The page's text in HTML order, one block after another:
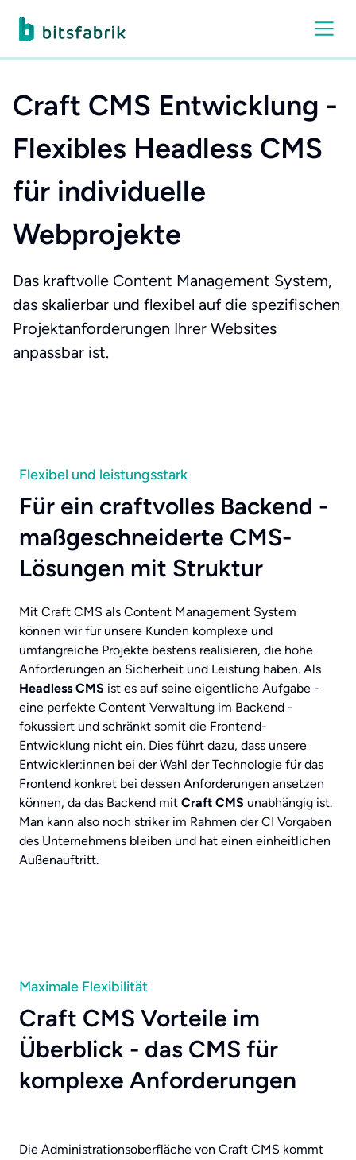
Craft CMS Entwicklung -
Flexibles Headless CMS
für individuelle
Webprojekte
Das kraftvolle Content Management System,
das skalierbar und flexibel auf die spezifischen
Projektanforderungen Ihrer Websites
anpassbar ist.
Flexibel und leistungsstark
Für ein craftvolles Backend -
maßgeschneiderte CMS-
Lösungen mit Struktur
Mit Craft CMS als Content Management System
können wir für unsere Kunden komplexe und
umfangreiche Projekte bestens realisieren, die hohe
Anforderungen an Sicherheit und Leistung haben. Als
Headless CMS ist es auf seine eigentliche Aufgabe -
eine perfekte Content Verwaltung im Backend -
fokussiert und schränkt somit die Frontend-
Entwicklung nicht ein. Dies führt dazu, dass unsere
Entwickler:innen bei der Wahl der Technologie für das
Frontend konkret bei dessen Anforderungen ansetzen
können, da das Backend mit Craft CMS unabhängig ist.
Man kann also noch striker im Rahmen der CI Vorgaben
des Unternehmens bleiben und hat einen einheitlichen
Außenauftritt.
Maximale Flexibilität
Craft CMS Vorteile im
Überblick - das CMS für
komplexe Anforderungen
Die Administrationsoberfläche von Craft CMS kommt